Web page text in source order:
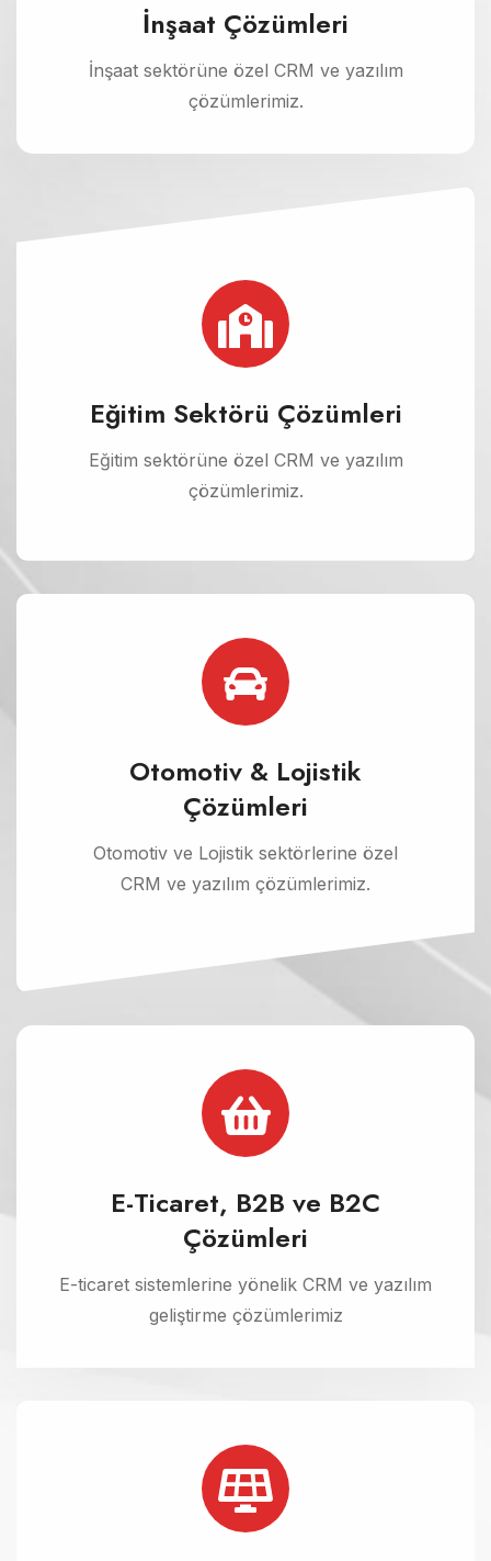
İnşaat Çözümleri
İnşaat sektörüne özel CRM ve yazılım
çözümlerimiz.
Eğitim Sektörü Çözümleri
Eğitim sektörüne özel CRM ve yazılım
çözümlerimiz.
Otomotiv & Lojistik
Çözümleri
Otomotiv ve Lojistik sektörlerine özel
CRM ve yazılım çözümlerimiz.
E-Ticaret, B2B ve B2C
Çözümleri
E-ticaret sistemlerine yönelik CRM ve yazılım
geliştirme çözümlerimiz